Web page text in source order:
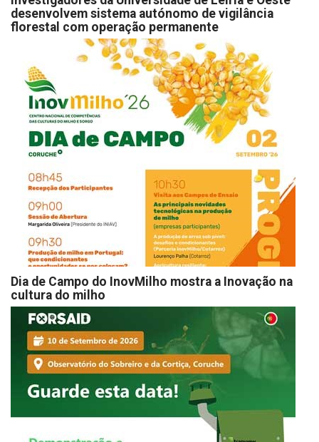
desenvolvem sistema autónomo de vigilância
florestal com operação permanente
Dia de Campo do InovMilho mostra a Inovação na
cultura do milho